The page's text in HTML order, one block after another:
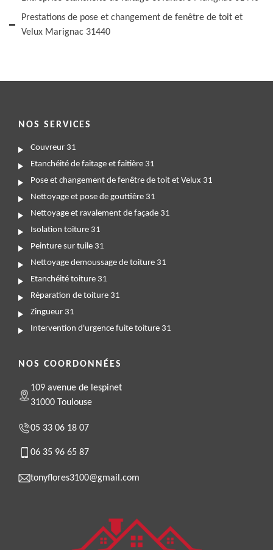
Prestations de pose et changement de fenêtre de toit et
Velux Marignac 31440
NOS SERVICES
Couvreur 31
Etanchéité de faitage et faitière 31
Pose et changement de fenêtre de toit et Velux 31
Nettoyage et pose de gouttière 31
Nettoyage et ravalement de façade 31
Isolation toiture 31
Peinture sur tuile 31
Nettoyage demoussage de toiture 31
Etanchéité toiture 31
Réparation de toiture 31
Zingueur 31
Intervention d'urgence fuite toiture 31
NOS COORDONNÉES
109 avenue de lespinet
31000 Toulouse
05 33 06 18 07
06 35 96 65 87
tonyflores3100@gmail.com